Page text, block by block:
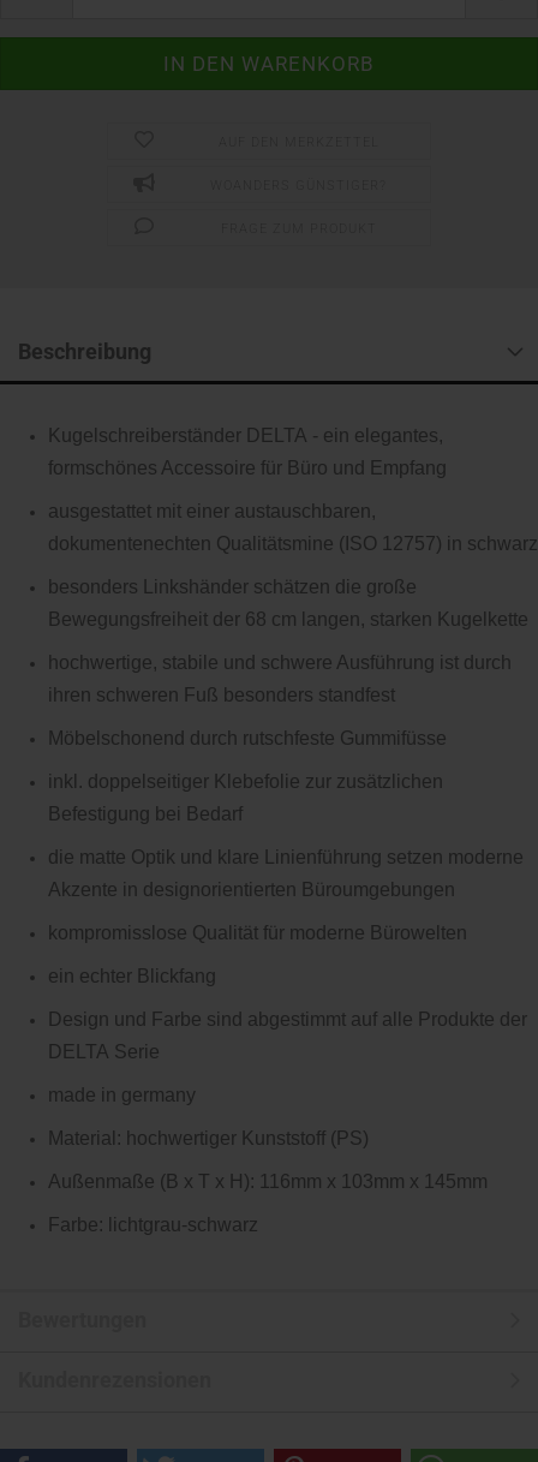
Beschreibung
Kugelschreiberständer DELTA - ein elegantes,
formschönes Accessoire für Büro und Empfang
ausgestattet mit einer austauschbaren,
dokumentenechten Qualitätsmine (ISO 12757) in schwarz
besonders Linkshänder schätzen die große
Bewegungsfreiheit der 68 cm langen, starken Kugelkette
hochwertige, stabile und schwere Ausführung ist durch
ihren schweren Fuß besonders standfest
Möbelschonend durch rutschfeste Gummifüsse
inkl. doppelseitiger Klebefolie zur zusätzlichen
Befestigung bei Bedarf
die matte Optik und klare Linienführung setzen moderne
Akzente in designorientierten Büroumgebungen
kompromisslose Qualität für moderne Bürowelten
ein echter Blickfang
Design und Farbe sind abgestimmt auf alle Produkte der
DELTA Serie
made in germany
Material: hochwertiger Kunststoff (PS)
Außenmaße (B x T x H): 116mm x 103mm x 145mm
Farbe: lichtgrau-schwarz